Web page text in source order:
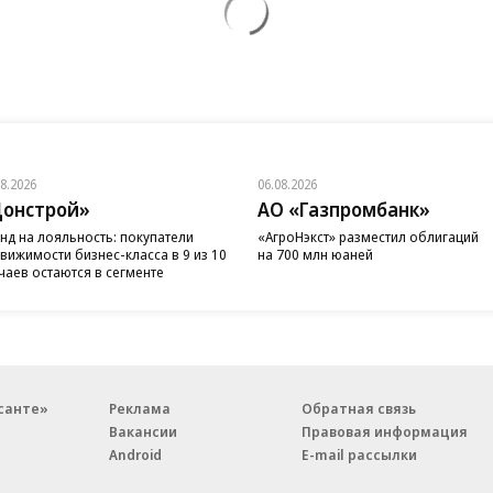
на лояльность: покупатели
бизнес-класса в 9 из 10
остаются в сегменте
06.08.2026
АО «Газпромбанк»
«АгроНэкст» разместил облигаций
на 700 млн юаней
Реклама
Вакансии
Android
Обратная связь
Правовая информация
E-mail рассылки